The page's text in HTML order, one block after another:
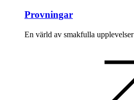
Provningar
En värld av smakfulla upplevelser